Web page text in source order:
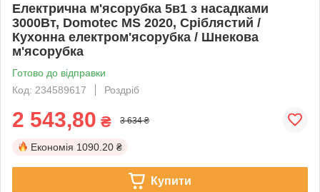
Електрична м'ясорубка 5в1 з насадками
3000Вт, Domotec MS 2020, Сріблястий /
Кухонна електром'ясорубка / Шнекова
м'ясорубка
Готово до відправки
Код: 234589617
Роздріб
2 543,80 ₴ 3 634 ₴
Економія 1090.20 ₴
Купити